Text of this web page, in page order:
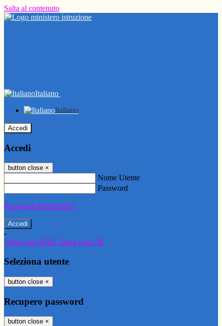
Salta al contenuto
Italiano
Italiano
Accedi
Accedi
button close ×
Nome Utente
Password
Password dimenticata?
-
Entra con SPID Entra con CIE
Seleziona utente
button close ×
Recupero password
button close ×